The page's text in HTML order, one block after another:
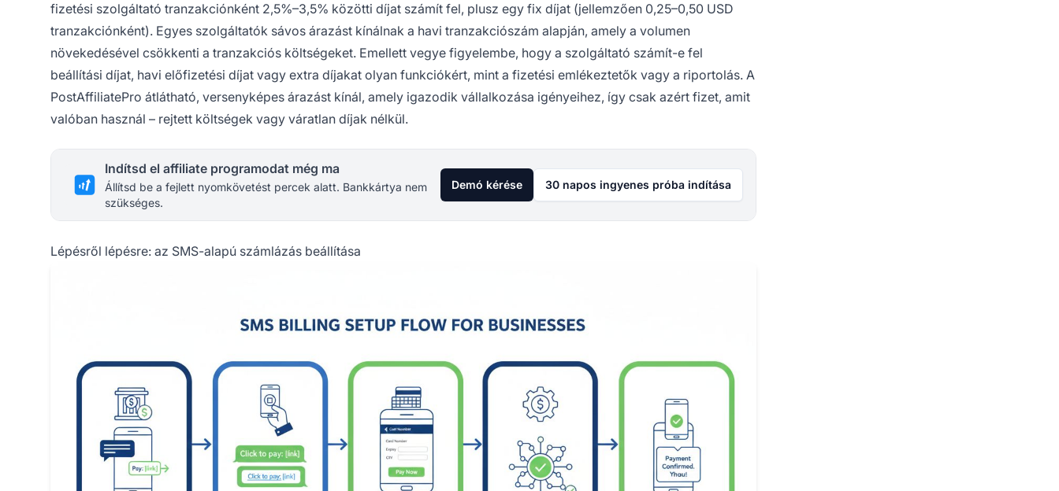
fizetési szolgáltató tranzakciónként 2,5%–3,5% közötti díjat számít fel, plusz egy fix díjat (jellemzően 0,25–0,50 USD
tranzakciónként). Egyes szolgáltatók sávos árazást kínálnak a havi tranzakciószám alapján, amely a volumen
növekedésével csökkenti a tranzakciós költségeket. Emellett vegye figyelembe, hogy a szolgáltató számít-e fel
beállítási díjat, havi előfizetési díjat vagy extra díjakat olyan funkciókért, mint a fizetési emlékeztetők vagy a riportolás. A
PostAffiliatePro átlátható, versenyképes árazást kínál, amely igazodik vállalkozása igényeihez, így csak azért fizet, amit
valóban használ – rejtett költségek vagy váratlan díjak nélkül.
Indítsd el affiliate programodat még ma
Állítsd be a fejlett nyomkövetést percek alatt. Bankkártya nem
szükséges.
Demó kérése 30 napos ingyenes próba indítása
Lépésről lépésre: az SMS-alapú számlázás beállítása